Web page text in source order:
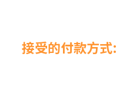
接受的付款方式: